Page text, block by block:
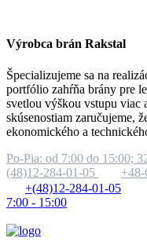
Výrobca brán Rakstal
Špecializujeme sa na
portfólio zahŕňa brány pre
svetlou výškou vstupu viac
skúsenostiam zaručujeme,
ekonomického a
Po-Pia: od 7:00 do 15:00;
(48)12-284-01-05
+(48)12-284-01-05
7:00 - 15:00